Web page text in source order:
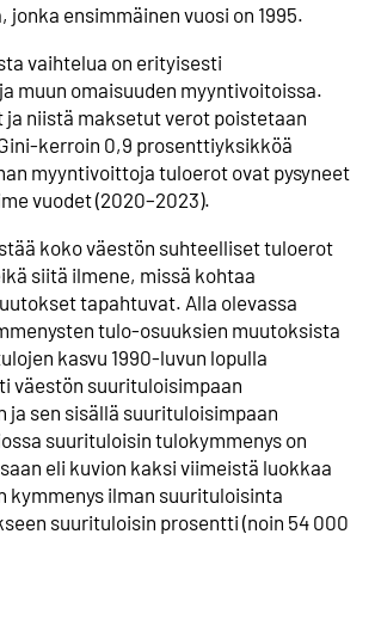
jonka ensimmäinen vuosi on 1995.
vaihtelua on erityisesti
muun omaisuuden myyntivoitoissa.
niistä maksetut verot poistetaan
kerroin 0,9 prosenttiyksikköä
myyntivoittoja tuloerot ovat pysyneet
vuodet (2020–2023).
koko väestön suhteelliset tuloerot
siitä ilmene, missä kohtaa
tapahtuvat. Alla olevassa
tulo-osuuksien muutoksista
kasvu 1990-luvun lopulla
väestön suurituloisimpaan
ja sen sisällä suurituloisimpaan
suurituloisin tulokymmenys on
eli kuvion kaksi viimeistä luokkaa
kymmenys ilman suurituloisinta
suurituloisin prosentti (noin 54 000